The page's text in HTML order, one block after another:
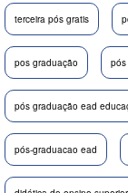
terceira pós gratis
pos graduação
pós graduação ead
pós-graduacao ead